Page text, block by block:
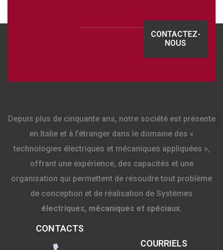
CONTACTEZ-
NOUS
Depuis plus de cinquante ans, notre société est présente
en Italie et à l’étranger dans le domaine des «
technologies électriques et mécaniques appliquées »,
offrant une expérience, des capacités et une
organisation qui permettent de résoudre tout problème
de conception et de réalisation de Systèmes
électriques, mécaniques et spéciaux.
CONTACTS
COURRIELS